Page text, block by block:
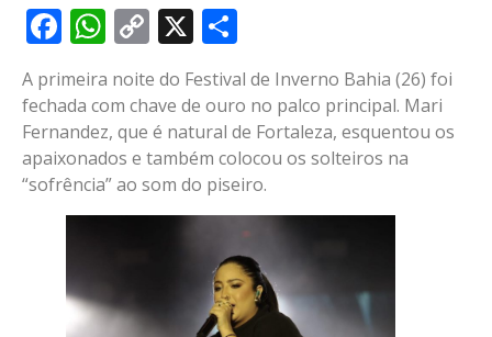
Facebook
WhatsApp
Copy
Link
X
A primeira noite do Festival de Inverno Bahia (26) foi
fechada com chave de ouro no palco principal. Mari
Fernandez, que é natural de Fortaleza, esquentou os
apaixonados e também colocou os solteiros na
“sofrência” ao som do piseiro.